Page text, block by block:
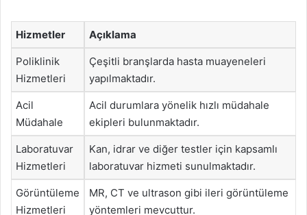
Hizmetler Açıklama
Poliklinik
Hizmetleri
Çeşitli branşlarda hasta muayeneleri
yapılmaktadır.
Acil
Müdahale
Acil durumlara yönelik hızlı müdahale
ekipleri bulunmaktadır.
Laboratuvar
Hizmetleri
Kan, idrar ve diğer testler için kapsamlı
laboratuvar hizmeti sunulmaktadır.
Görüntüleme
Hizmetleri
MR, CT ve ultrason gibi ileri görüntüleme
yöntemleri mevcuttur.